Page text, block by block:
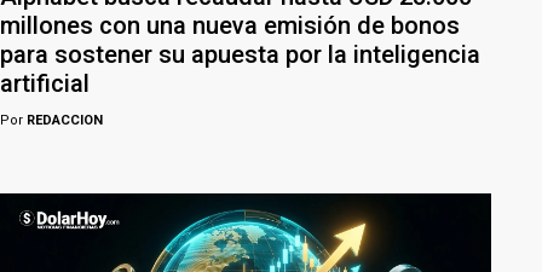
millones con una nueva emisión de bonos
para sostener su apuesta por la inteligencia
artificial
Por REDACCION